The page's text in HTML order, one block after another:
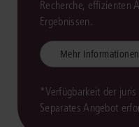
Recherche, effizienten
Ergebnissen.
Mehr Informationen
*Verfügbarkeit der
Separates Angebot